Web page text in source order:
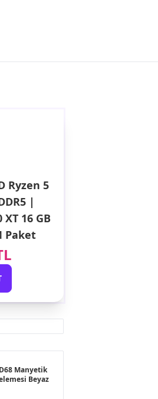
Ryzen 5
|
XT 16 GB
Paket
Manyetik
Beyaz